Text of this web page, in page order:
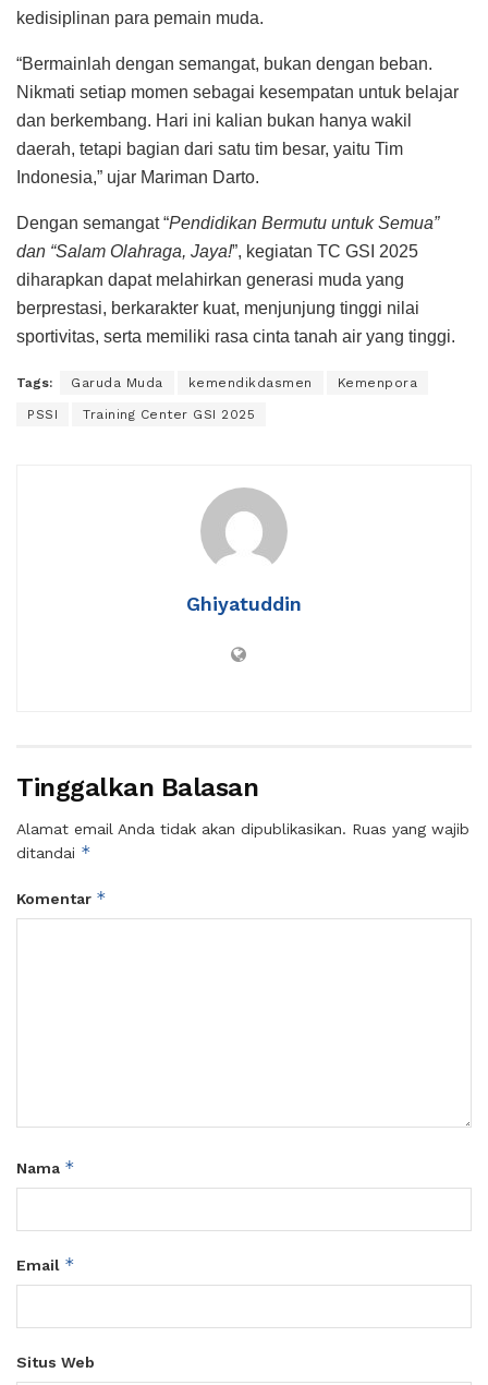
kedisiplinan para pemain muda.
“Bermainlah dengan semangat, bukan dengan beban.
Nikmati setiap momen sebagai kesempatan untuk belajar
dan berkembang. Hari ini kalian bukan hanya wakil
daerah, tetapi bagian dari satu tim besar, yaitu Tim
Indonesia,” ujar Mariman Darto.
Dengan semangat “Pendidikan Bermutu untuk Semua”
dan “Salam Olahraga, Jaya!”, kegiatan TC GSI 2025
diharapkan dapat melahirkan generasi muda yang
berprestasi, berkarakter kuat, menjunjung tinggi nilai
sportivitas, serta memiliki rasa cinta tanah air yang tinggi.
Tags: Garuda Muda kemendikdasmen Kemenpora
PSSI Training Center GSI 2025
Ghiyatuddin
Tinggalkan Balasan
Alamat email Anda tidak akan dipublikasikan. Ruas yang wajib
ditandai *
Komentar *
Nama *
Email *
Situs Web